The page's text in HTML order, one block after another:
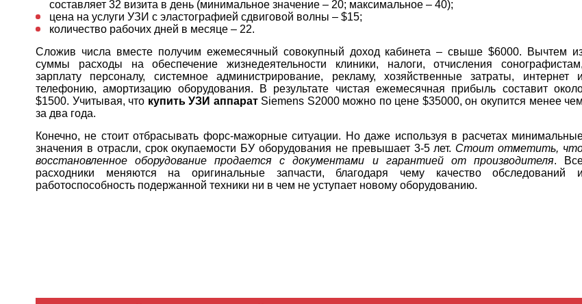
составляет 32 визита в день (минимальное значение ­– 20; максимальное – 40);
цена на услуги УЗИ с эластографией сдвиговой волны – $15;
количество рабочих дней в месяце – 22.
Сложив числа вместе получим ежемесячный совокупный доход кабинета – свыше $6000. Вычтем
суммы расходы на обеспечение жизнедеятельности клиники, налоги, отчисления сонографистам,
зарплату персоналу, системное администрирование, рекламу, хозяйственные затраты, интернет и
телефонию, амортизацию оборудования. В результате чистая ежемесячная прибыль составит
$1500. Учитывая, что купить УЗИ аппаратSiemens S2000 можно по цене $35000, он окупится менее чем
за два года.
Конечно, не стоит отбрасывать форс-мажорные ситуации. Но даже используя в расчетах
значения в отрасли, срок окупаемости БУ оборудования не превышает 3-5 лет. Стоит отметить,
восстановленное оборудование продается с документами и гарантией от производителя.
расходники меняются на оригинальные запчасти, благодаря чему качество обследований и
работоспособность подержанной техники ни в чем не уступает новому оборудованию.